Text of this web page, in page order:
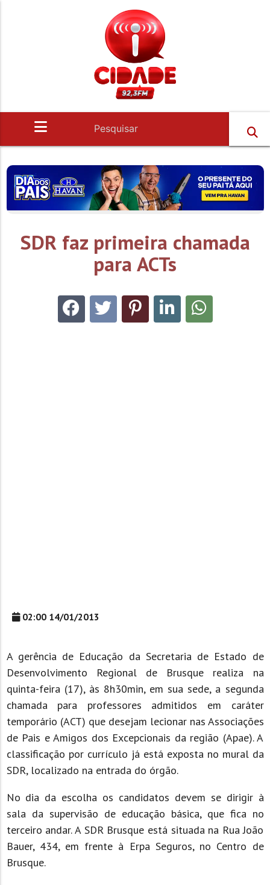
SDR faz primeira chamada
para ACTs
02:00 14/01/2013
A gerência de Educação da Secretaria de Estado de
Desenvolvimento Regional de Brusque realiza na
quinta-feira (17), às 8h30min, em sua sede, a segunda
chamada para professores admitidos em caráter
temporário (ACT) que desejam lecionar nas Associações
de Pais e Amigos dos Excepcionais da região (Apae). A
classificação por currículo já está exposta no mural da
SDR, localizado na entrada do órgão.
No dia da escolha os candidatos devem se dirigir à
sala da supervisão de educação básica, que fica no
terceiro andar. A SDR Brusque está situada na Rua João
Bauer, 434, em frente à Erpa Seguros, no Centro de
Brusque.